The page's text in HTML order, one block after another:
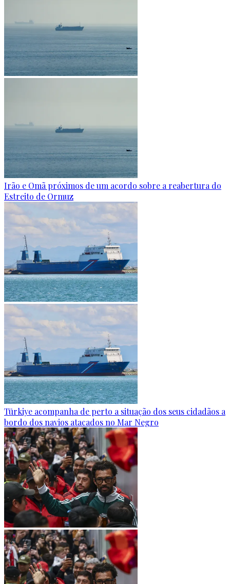
Irão e Omã próximos de um acordo sobre a reabertura do
Estreito de Ormuz
Türkiye acompanha de perto a situação dos seus cidadãos a
bordo dos navios atacados no Mar Negro